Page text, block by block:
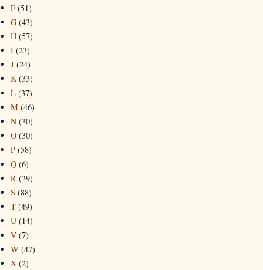
F (51)
G (43)
H (57)
I (23)
J (24)
K (33)
L (37)
M (46)
N (30)
O (30)
P (58)
Q (6)
R (39)
S (88)
T (49)
U (14)
V (7)
W (47)
X (2)